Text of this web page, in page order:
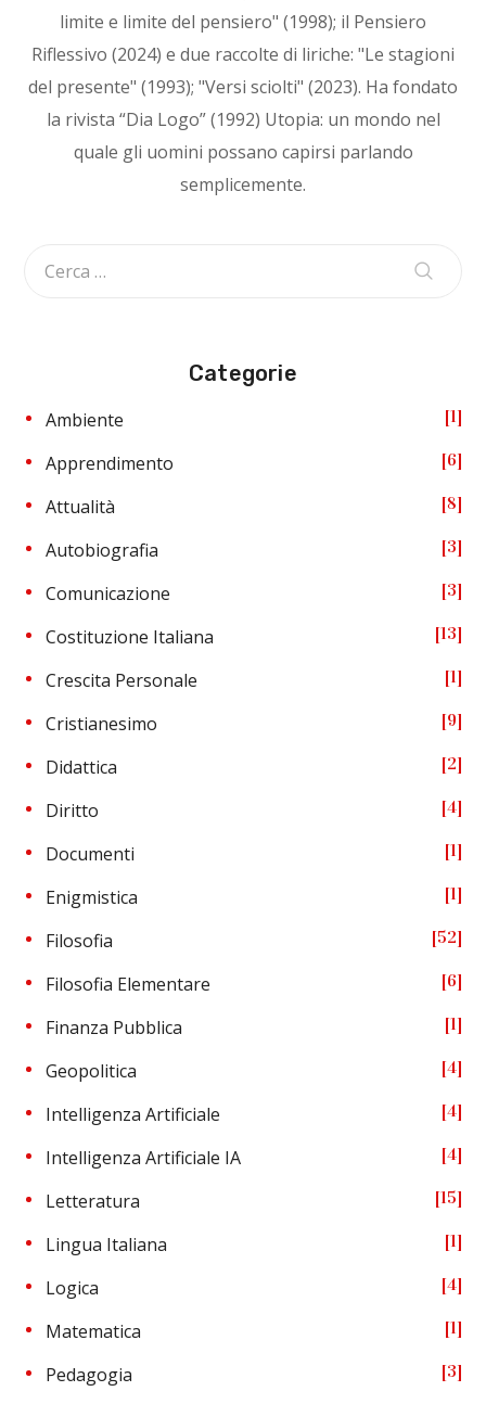
limite e limite del pensiero" (1998); il Pensiero
Riflessivo (2024) e due raccolte di liriche: "Le stagioni
del presente" (1993); "Versi sciolti" (2023). Ha fondato
la rivista “Dia Logo” (1992) Utopia: un mondo nel
quale gli uomini possano capirsi parlando
semplicemente.
Categorie
Ambiente 1
Apprendimento 6
Attualità 8
Autobiografia 3
Comunicazione 3
Costituzione Italiana 13
Crescita Personale 1
Cristianesimo 9
Didattica 2
Diritto 4
Documenti 1
Enigmistica 1
Filosofia 52
Filosofia Elementare 6
Finanza Pubblica 1
Geopolitica 4
Intelligenza Artificiale 4
Intelligenza Artificiale IA 4
Letteratura 15
Lingua Italiana 1
Logica 4
Matematica 1
Pedagogia 3